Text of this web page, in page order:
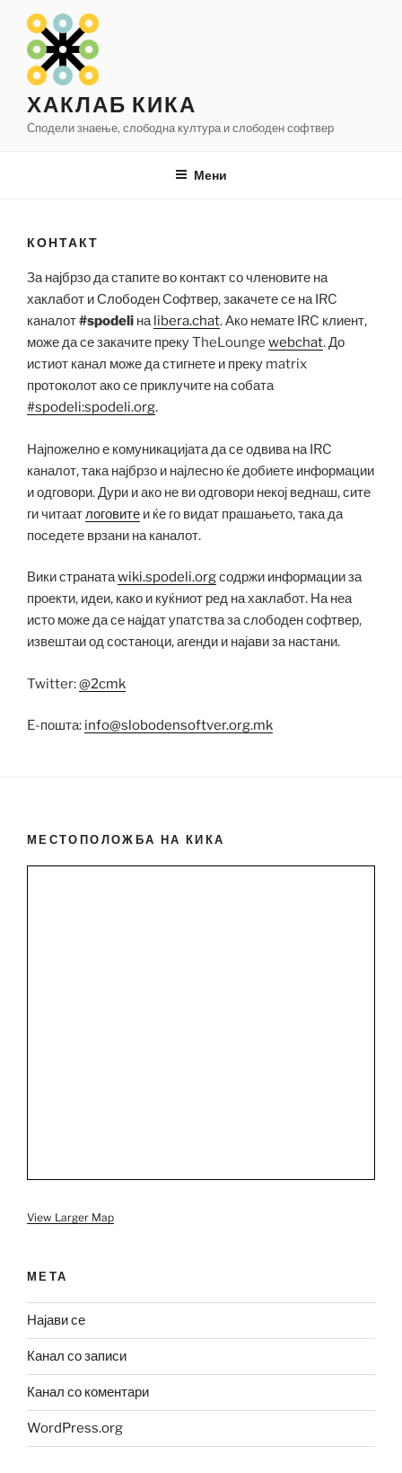
содржината
ХАКЛАБ КИКА
Сподели знаење, слободна култура и слободен софтвер
Мени
КОНТАКТ
За најбрзо да стапите во контакт со членовите на
хаклабот и Слободен Софтвер, закачете се на IRC
каналот#spodeli наlibera.chat. Ако немате IRC клиент,
може да се закачите преку TheLounge webchat. До
истиот канал може да стигнете и преку matrix
протоколот ако се приклучите на собата
#spodeli:spodeli.org.
Најпожелно е комуникацијата да се одвива на IRC
каналот, така најбрзо и најлесно ќе добиете информации
и одговори. Дури и ако не ви одговори некој веднаш, сите
ги читаат логовите и ќе го видат прашањето, така да
поседете врзани на каналот.
Вики странатаwiki.spodeli.orgсодржи информации за
проекти, идеи, како и куќниот ред на хаклабот. На неа
исто може да се најдат упатства за слободен софтвер,
извештаи од состаноци, агенди и најави за настани.
Twitter:@2cmk
E-пошта: info@slobodensoftver.org.mk
МЕСТОПОЛОЖБА НА КИКА
View Larger Map
МЕТА
Најави се
Канал со записи
Канал со коментари
WordPress.org